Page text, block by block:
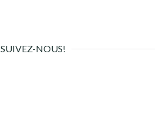
SUIVEZ-NOUS!